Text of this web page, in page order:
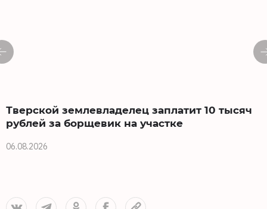
Тверской землевладелец заплатит 10 тысяч
рублей за борщевик на участке
06.08.2026